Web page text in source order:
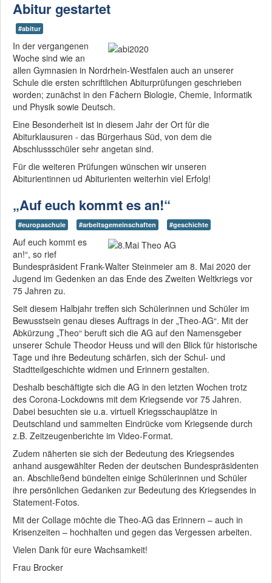
Abitur gestartet
#abitur
In der vergangenen
Woche sind wie an
allen Gymnasien in Nordrhein-Westfalen auch an unserer
Schule die ersten schriftlichen Abiturprüfungen geschrieben
worden; zunächst in den Fächern Biologie, Chemie, Informatik
und Physik sowie Deutsch.
Eine Besonderheit ist in diesem Jahr der Ort für die
Abiturklausuren - das Bürgerhaus Süd, von dem die
Abschlussschüler sehr angetan sind.
Für die weiteren Prüfungen wünschen wir unseren
Abiturientinnen ud Abiturienten weiterhin viel Erfolg!
„Auf euch kommt es an!“
#europaschule #arbeitsgemeinschaften #geschichte
Auf euch kommt es
an!“, so rief
Bundespräsident Frank-Walter Steinmeier am 8. Mai 2020 der
Jugend im Gedenken an das Ende des Zweiten Weltkriegs vor
75 Jahren zu.
Seit diesem Halbjahr treffen sich Schülerinnen und Schüler im
Bewusstsein genau dieses Auftrags in der „Theo-AG“. Mit der
Abkürzung „Theo“ beruft sich die AG auf den Namensgeber
unserer Schule Theodor Heuss und will den Blick für historische
Tage und ihre Bedeutung schärfen, sich der Schul- und
Stadtteilgeschichte widmen und Erinnern gestalten.
Deshalb beschäftigte sich die AG in den letzten Wochen trotz
des Corona-Lockdowns mit dem Kriegsende vor 75 Jahren.
Dabei besuchten sie u.a. virtuell Kriegsschauplätze in
Deutschland und sammelten Eindrücke vom Kriegsende durch
z.B. Zeitzeugenberichte im Video-Format.
Zudem näherten sie sich der Bedeutung des Kriegsendes
anhand ausgewählter Reden der deutschen Bundespräsidenten
an. Abschließend bündelten einige Schülerinnen und Schüler
ihre persönlichen Gedanken zur Bedeutung des Kriegsendes in
Statement-Fotos.
Mit der Collage möchte die Theo-AG das Erinnern – auch in
Krisenzeiten – hochhalten und gegen das Vergessen arbeiten.
Vielen Dank für eure Wachsamkeit!
Frau Brocker